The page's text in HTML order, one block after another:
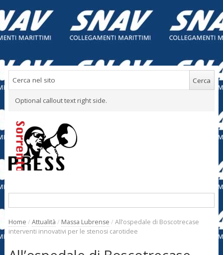
Optional callout text right side.
Home / Attualità / Massa Lubrense / All’ospedale di Boscotrecase
interventi innovativi per le stenosi carotidee